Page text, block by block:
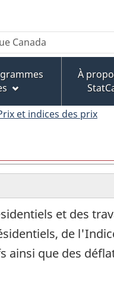
À
et indices des prix
et des
de
que des